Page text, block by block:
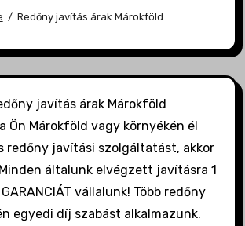
Redőny javítás árak Márokföld
javítás árak Márokföld
Ön Márokföld vagy környékén él
redőny javítási szolgáltatást, akkor
általunk elvégzett javításra 1
vállalunk! Több redőny
egyedi díj szabást alkalmazunk.